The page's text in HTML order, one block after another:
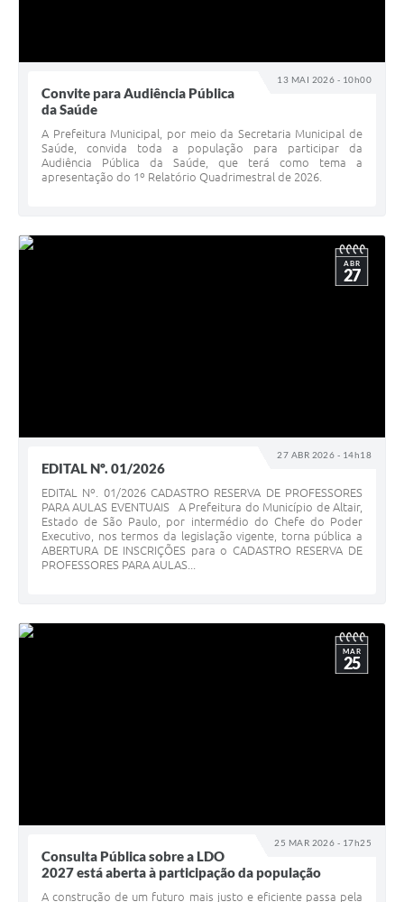
13 MAI 2026 - 10h00
Convite para Audiência Pública
da Saúde
A Prefeitura Municipal, por meio da Secretaria Municipal de
Saúde, convida toda a população para participar da
Audiência Pública da Saúde, que terá como tema a
apresentação do 1º Relatório Quadrimestral de 2026.
27 ABR 2026 - 14h18
ABR
27
EDITAL Nº. 01/2026
EDITAL Nº. 01/2026 CADASTRO RESERVA DE PROFESSORES
PARA AULAS EVENTUAIS A Prefeitura do Município de Altair,
Estado de São Paulo, por intermédio do Chefe do Poder
Executivo, nos termos da legislação vigente, torna pública a
ABERTURA DE INSCRIÇÕES para o CADASTRO RESERVA DE
PROFESSORES PARA AULAS...
25 MAR 2026 - 17h25
MAR
25
Consulta Pública sobre a LDO
2027 está aberta à participação da população
A construção de um futuro mais justo e eficiente passa pela